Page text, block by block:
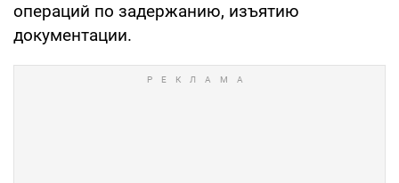
операций по задержанию, изъятию
документации.